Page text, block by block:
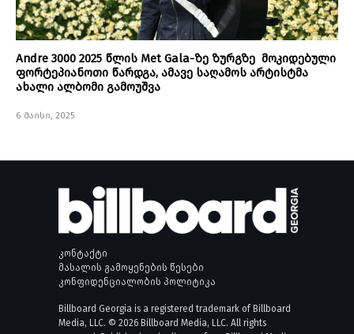
Andre 3000 2025 წლის Met Gala-ზე ზურგზე მოკიდებული
ფორტეპიანოთი წარდგა, ამავე საღამოს არტისტმა
ახალი ალბომი გამოუშვა
6 მაისი, 2025
კონტაქტი
მასალის გამოყენების წესები
კონფიდენციალობის პოლიტიკა
Billboard Georgia is a registered trademark of Billboard
Media, LLC. © 2026 Billboard Media, LLC. All rights